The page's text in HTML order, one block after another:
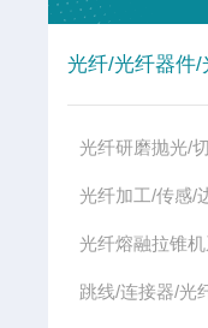
光纤/光纤器件/
光纤研磨抛光/
光纤加工/传感/
光纤熔融拉锥
跳线/连接器/光